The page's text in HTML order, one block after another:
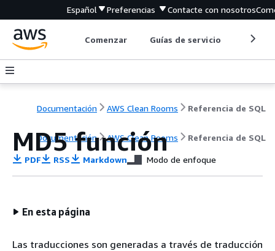
Español Preferencias Contacte con nosotros
Comenzar Guías de servicio
Documentación AWS Clean Rooms Referencia de SQL
Documentación AWS Clean Rooms Referencia de SQL
MD5 función
PDF RSS Markdown Modo de enfoque
En esta página
Las traducciones son generadas a través de traducción